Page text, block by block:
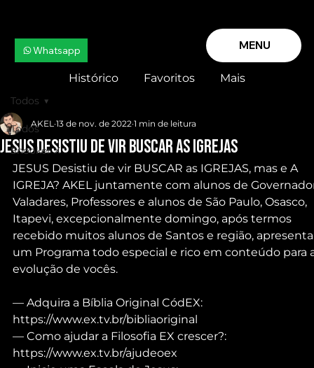
MENU
Whatsapp
Histórico Favoritos Mais
Todos
Snooker X
Todos
JESUS Desistiu de vir BUSCAR as IGREJAS
AKEL 13 de nov. de 2022 1 min de leitura
JESUS Desistiu de vir BUSCAR as IGREJAS, mas e A
IGREJA? AKEL juntamente com alunos de
Valadares, Professores e alunos de São Paulo, Osasco,
Itapevi, excepcionalmente domingo, após termos
recebido muitos alunos de Santos e região,
um Programa todo especial e rico em conteúdo para
evolução de vocês.
— Adquira a Bíblia Original CódEX:
https://www.ex.tv.br/bibliaoriginal
— Como ajudar a Filosofia EX crescer?:
https://www.ex.tv.br/ajudeoex